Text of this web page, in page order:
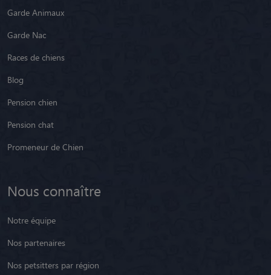
Garde Animaux
Garde Nac
Races de chiens
Blog
Pension chien
Pension chat
Promeneur de Chien
Nous connaître
Notre équipe
Nos partenaires
Nos petsitters par région